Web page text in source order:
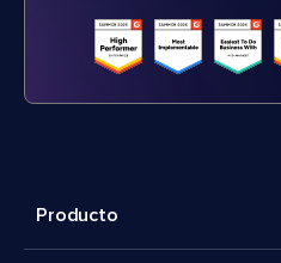
Producto